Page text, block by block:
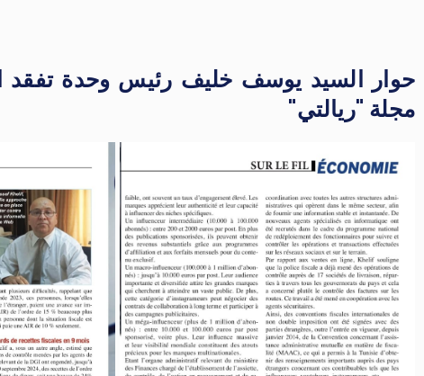
حوار السيد يوسف خليف رئيس وحدة تفقد
مجلة "ريالتي"